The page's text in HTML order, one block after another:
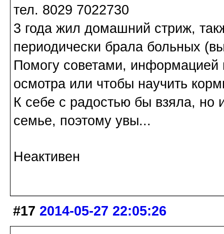
тел. 8029 7022730
3 года жил домашний стриж,
периодически брала больных
Помогу советами, информацией
осмотра или чтобы научить
К себе с радостью бы взяла, но
семье, поэтому увы...
Неактивен
#17 2014-05-27 22:05:26